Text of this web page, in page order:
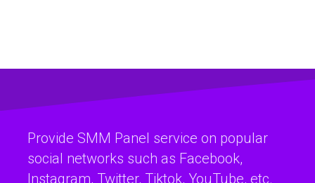
Provide SMM Panel service on popular
social networks such as Facebook,
Instagram, Twitter, Tiktok, YouTube, etc.